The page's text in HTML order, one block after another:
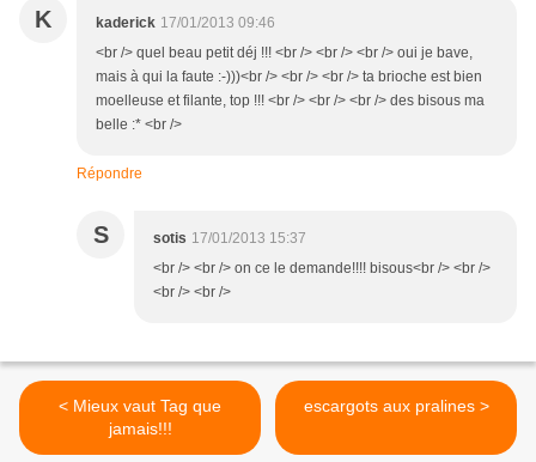
K kaderick 17/01/2013 09:46
<br /> quel beau petit déj !!! <br /> <br /> <br /> oui je bave,
mais à qui la faute :-)))<br /> <br /> <br /> ta brioche est bien
moelleuse et filante, top !!! <br /> <br /> <br /> des bisous ma
belle :* <br />
Répondre
S sotis 17/01/2013 15:37
<br /> <br /> on ce le demande!!!! bisous<br /> <br />
<br /> <br />
< Mieux vaut Tag que
jamais!!!
escargots aux pralines >